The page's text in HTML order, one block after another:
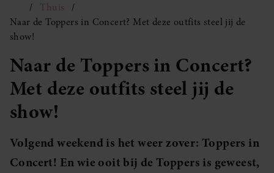
Thuis
Naar de Toppers in Concert? Met deze outfits steel jij de
show!
Naar de Toppers in Concert?
Met deze outfits steel jij de
show!
Volgend weekend is het weer zover: Toppers in
Concert! En wie ooit bij de Toppers is geweest,